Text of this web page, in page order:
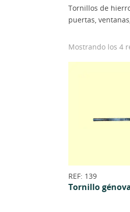
Tornillos de
puertas,
Mostrando los 4
REF: 139
Tornillo